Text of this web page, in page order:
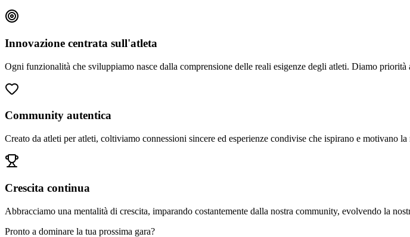
Innovazione centrata sull'atleta
Ogni funzionalità che sviluppiamo nasce dalla comprensione delle reali esigenze degli atleti. Diamo
Community autentica
Creato da atleti per atleti, coltiviamo connessioni sincere ed esperienze condivise che ispirano e motivano
Crescita continua
Abbracciamo una mentalità di crescita, imparando costantemente dalla nostra community, evolvendo la
Pronto a dominare la tua prossima gara?